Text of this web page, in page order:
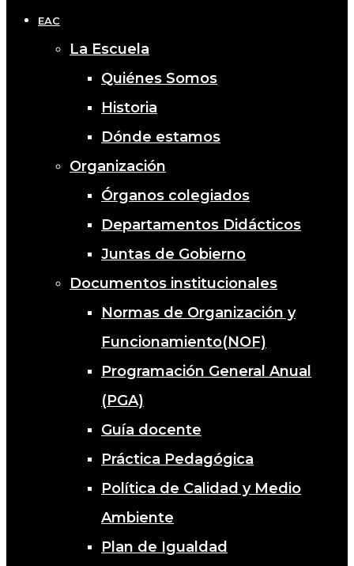
EAC
La Escuela
Quiénes Somos
Historia
Dónde estamos
Organización
Órganos colegiados
Departamentos Didácticos
Juntas de Gobierno
Documentos institucionales
Normas de Organización y
Funcionamiento(NOF)
Programación General Anual
(PGA)
Guía docente
Práctica Pedagógica
Política de Calidad y Medio
Ambiente
Plan de Igualdad